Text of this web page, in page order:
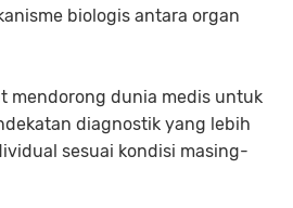
biologis antara organ
mendorong dunia medis untuk
diagnostik yang lebih
sesuai kondisi masing-